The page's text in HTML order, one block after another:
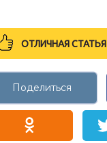
ОТЛИЧНАЯ СТАТЬЯ